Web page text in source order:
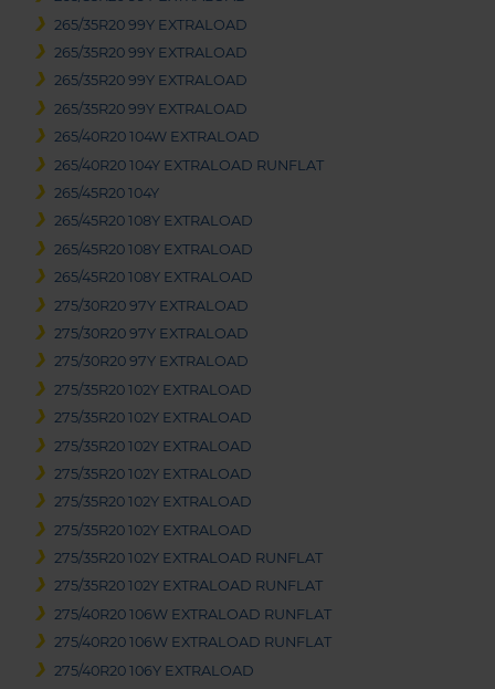
265/35R20 99Y EXTRALOAD
265/35R20 99Y EXTRALOAD
265/35R20 99Y EXTRALOAD
265/35R20 99Y EXTRALOAD
265/40R20 104W EXTRALOAD
265/40R20 104Y EXTRALOAD RUNFLAT
265/45R20 104Y
265/45R20 108Y EXTRALOAD
265/45R20 108Y EXTRALOAD
265/45R20 108Y EXTRALOAD
275/30R20 97Y EXTRALOAD
275/30R20 97Y EXTRALOAD
275/30R20 97Y EXTRALOAD
275/35R20 102Y EXTRALOAD
275/35R20 102Y EXTRALOAD
275/35R20 102Y EXTRALOAD
275/35R20 102Y EXTRALOAD
275/35R20 102Y EXTRALOAD
275/35R20 102Y EXTRALOAD
275/35R20 102Y EXTRALOAD RUNFLAT
275/35R20 102Y EXTRALOAD RUNFLAT
275/40R20 106W EXTRALOAD RUNFLAT
275/40R20 106W EXTRALOAD RUNFLAT
275/40R20 106Y EXTRALOAD